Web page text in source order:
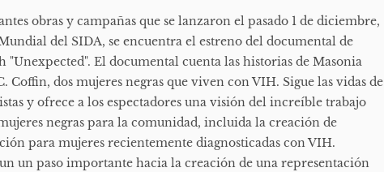
obras y campañas que se lanzaron el pasado 1 de diciembre,
del SIDA, se encuentra el estreno del documental de
"Unexpected". El documental cuenta las historias de Masonia
Coffin, dos mujeres negras que viven con VIH. Sigue las vidas de
y ofrece a los espectadores una visión del increíble trabajo
negras para la comunidad, incluida la creación de
para mujeres recientemente diagnosticadas con VIH.
un paso importante hacia la creación de una representación